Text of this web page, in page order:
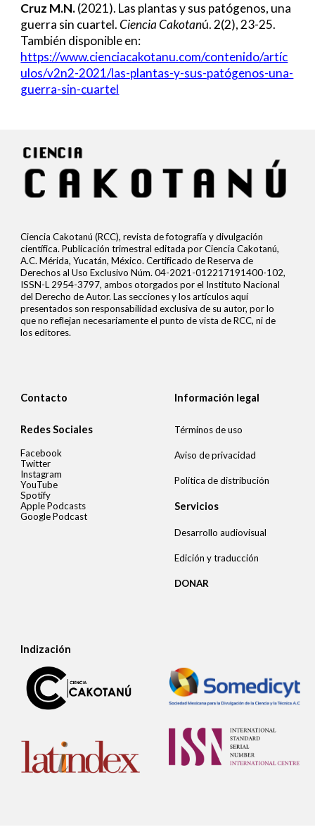
Cruz M.N.(2021). Las plantas y sus patógenos, una
guerra sin cuartel.Ciencia Cakotanú. 2(2), 23-25.
También disponible en:
https://www.cienciacakotanu.com/contenido/artíc
ulos/v2n2-2021/las-plantas-y-sus-patógenos-una-
guerra-sin-cuartel
Ciencia Cakotanú (RCC), revista de fotografía y divulgación
científica. Publicación trimestral editada por Ciencia Cakotanú,
A.C. Mérida, Yucatán, México. Certificado de Reserva de
Derechos al Uso Exclusivo Núm. 04-2021-012217191400-102,
ISSN-L 2954-3797, ambos otorgados por el Instituto Nacional
del Derecho de Autor. Las secciones y los artículos aquí
presentados son responsabilidad exclusiva de su autor, por lo
que no reflejan necesariamente el punto de vista de RCC, ni de
los editores.
Contacto
Redes Sociales
Facebook
Twitter
Instagram
YouTube
Spotify
Apple Podcasts
Google Podcast
Información legal
Términos de uso
Aviso de privacidad
Política de distribución
Servicios
Desarrollo audiovisual
Edición y traducción
DONAR
Indización